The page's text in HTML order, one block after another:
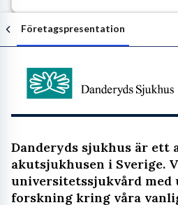
Företagspresentation
Danderyds sjukhus är ett
akutsjukhusen i Sverige.
universitetssjukvård med
forskning kring våra